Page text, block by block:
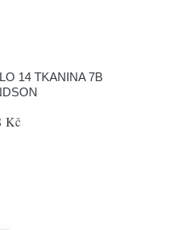
14 TKANINA 7B
Kč